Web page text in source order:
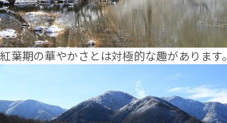
紅葉期の華やかさとは対極的な趣があります。